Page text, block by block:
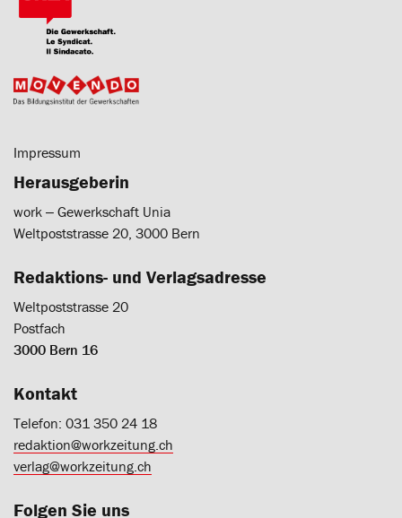
Impressum
Herausgeberin
work ‒ Gewerkschaft Unia
Weltpoststrasse 20, 3000 Bern
Redaktions- und Verlagsadresse
Weltpoststrasse 20
Postfach
3000 Bern 16
Kontakt
Telefon: 031 350 24 18
redaktion@workzeitung.ch
verlag@workzeitung.ch
Folgen Sie uns